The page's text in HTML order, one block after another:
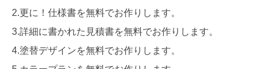
2.更に！仕様書を無料でお作りします。
3.詳細に書かれた見積書を無料でお作りします。
4.塗替デザインを無料でお作りします。